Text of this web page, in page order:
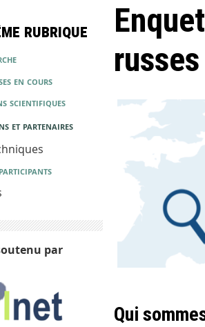
russes
Qui
rubrique
en cours
scientifiques
et partenaires
par